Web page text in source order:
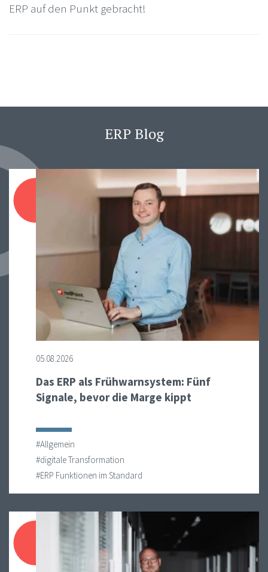
ERP auf den Punkt gebracht!
ERP Blog
05.08.2026
Das ERP als Frühwarnsystem: Fünf
Signale, bevor die Marge kippt
#Allgemein
#digitale Transformation
#ERP Funktionen im Standard